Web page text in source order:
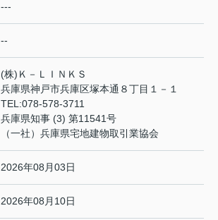
---
--
(株)Ｋ－ＬＩＮＫＳ
兵庫県神戸市兵庫区塚本通８丁目１－１
TEL:078-578-3711
兵庫県知事 (3) 第11541号
（一社）兵庫県宅地建物取引業協会
2026年08月03日
2026年08月10日